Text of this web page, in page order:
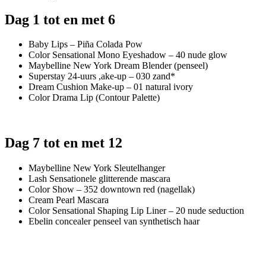
Dag 1 tot en met 6
Baby Lips – Piña Colada Pow
Color Sensational Mono Eyeshadow – 40 nude glow
Maybelline New York Dream Blender (penseel)
Superstay 24-uurs ,ake-up – 030 zand*
Dream Cushion Make-up – 01 natural ivory
Color Drama Lip (Contour Palette)
Dag 7 tot en met 12
Maybelline New York Sleutelhanger
Lash Sensationele glitterende mascara
Color Show – 352 downtown red (nagellak)
Cream Pearl Mascara
Color Sensational Shaping Lip Liner – 20 nude seduction
Ebelin concealer penseel van synthetisch haar